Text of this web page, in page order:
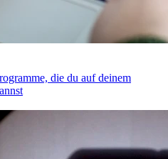
die du auf deinem